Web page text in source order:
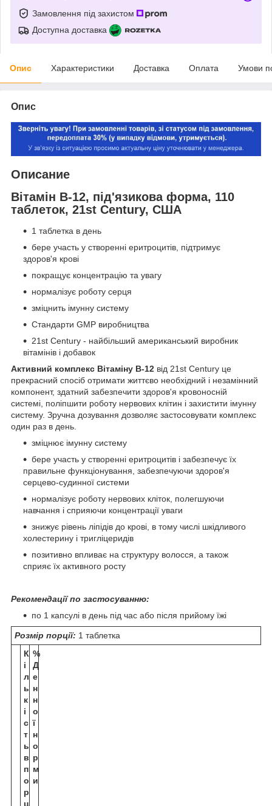
Замовлення під захистом
Доступна доставка
Опис Характеристики Доставка Оплата Умови
Опис
Описание
Вітамін B-12, під'язикова форма, 110
таблеток, 21st Century, США
1 таблетка в день
бере участь у створенні еритроцитів, підтримує
здоров'я крові
покращує концентрацію та увагу
нормалізує роботу серця
зміцнить імунну систему
Стандарти GMP виробництва
21st Century - найбільший американський виробник
вітамінів і добавок
Активний комплекс Вітаміну B-12 від 21st Century це
прекрасний спосіб отримати життєво необхідний і незамінний
компонент, здатний забезпечити здоров'я кровоносній
системі, поліпшити роботу нервових клітин і захистити імунну
систему. Зручна дозування дозволяє застосовувати комплекс
один раз в день.
зміцнює імунну систему
бере участь у створенні еритроцитів і забезпечує їх
правильне функціонування, забезпечуючи здоров'я
серцево-судинної системи
нормалізує роботу нервових кліток, полегшуючи
навчання і сприяючи концентрації уваги
знижує рівень ліпідів до крові, в тому числі шкідливого
холестерину і тригліцеридів
позитивно впливає на структуру волосся, а також
сприяє їх активного росту
Рекомендації по застосуванню:
по 1 капсулі в день під час або після прийому їжі
Розмір порції: 1 таблетка
К
і
л
ь
к
і
с
т
ь
в
п
о
р
ц
%
Д
е
н
н
о
ї
н
о
р
м
и